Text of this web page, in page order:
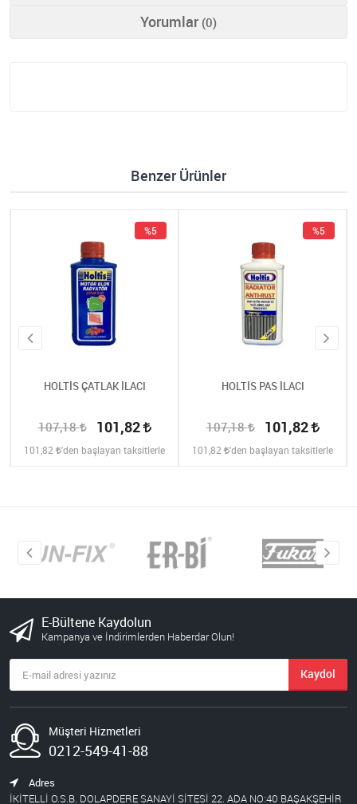
Yorumlar (0)
Benzer Ürünler
HOLTİS ÇATLAK İLACI
107,18 101,82
%5
101,82 'den başlayan taksitlerle
HOLTİS PAS İLACI
107,18 101,82
%5
101,82 'den başlayan taksitlerle
E-Bültene Kaydolun
Kampanya ve İndirimlerden Haberdar Olun!
Kaydol
Müşteri Hizmetleri
0212-549-41-88
Adres
İKİTELLİ O.S.B. DOLAPDERE SANAYİ SİTESİ 22. ADA NO:40 BAŞAKŞEHİR